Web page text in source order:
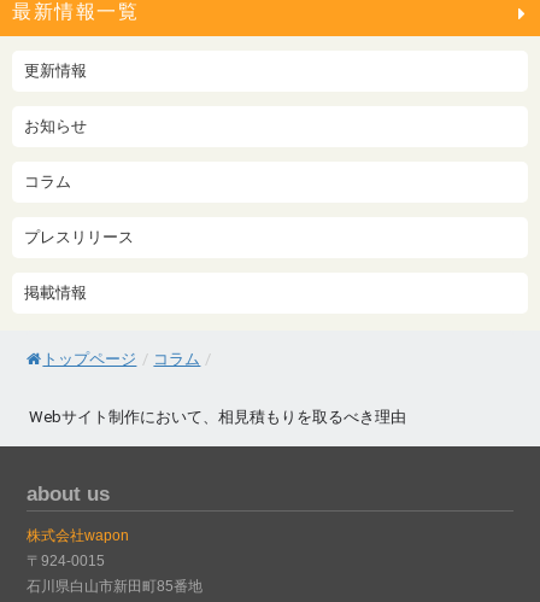
最新情報一覧
更新情報
お知らせ
コラム
プレスリリース
掲載情報
トップページ / コラム /
Webサイト制作において、相見積もりを取るべき理由
about us
株式会社wapon
〒924-0015
石川県白山市新田町85番地